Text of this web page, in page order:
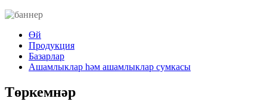
Өй
Продукция
Базарлар
Ашамлыклар һәм ашамлыклар сумкасы
Төркемнәр